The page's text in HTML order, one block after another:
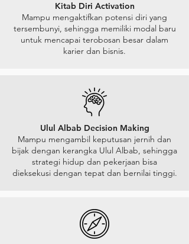
Kitab Diri Activation
Mampu mengaktifkan potensi diri yang
tersembunyi, sehingga memiliki modal baru
untuk mencapai terobosan besar dalam
karier dan bisnis.
Ulul Albab Decision Making
Mampu mengambil keputusan jernih dan
bijak dengan kerangka Ulul Albab, sehingga
strategi hidup dan pekerjaan bisa
dieksekusi dengan tepat dan bernilai tinggi.